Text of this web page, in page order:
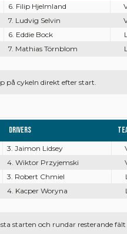
6. Filip Hjelmland
7. Ludvig Selvin
6. Eddie Bock
7. Mathias Törnblom
på cykeln direkt efter start.
Drivers
3. Jaimon Lidsey
4. Wiktor Przyjemski
3. Robert Chmiel
4. Kacper Woryna
starten och rundar resterande